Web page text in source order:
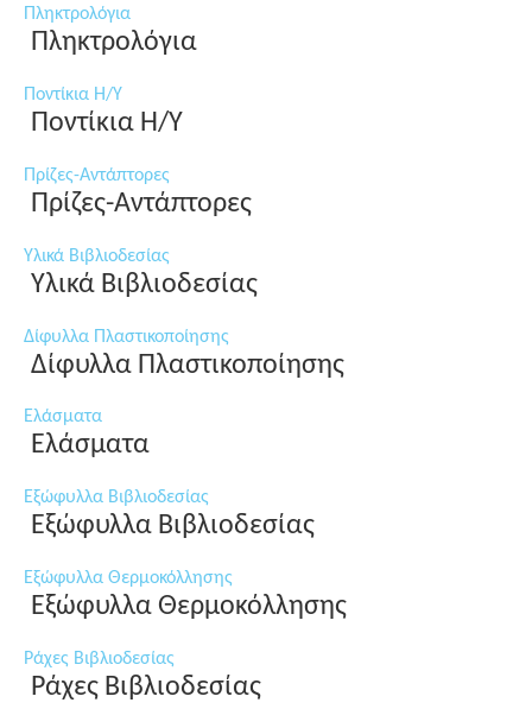
Πληκτρολόγια
Πληκτρολόγια
Ποντίκια Η/Υ
Ποντίκια Η/Υ
Πρίζες-Αντάπτορες
Πρίζες-Αντάπτορες
Υλικά Βιβλιοδεσίας
Υλικά Βιβλιοδεσίας
Δίφυλλα Πλαστικοποίησης
Δίφυλλα Πλαστικοποίησης
Ελάσματα
Ελάσματα
Εξώφυλλα Βιβλιοδεσίας
Εξώφυλλα Βιβλιοδεσίας
Εξώφυλλα Θερμοκόλλησης
Εξώφυλλα Θερμοκόλλησης
Ράχες Βιβλιοδεσίας
Ράχες Βιβλιοδεσίας